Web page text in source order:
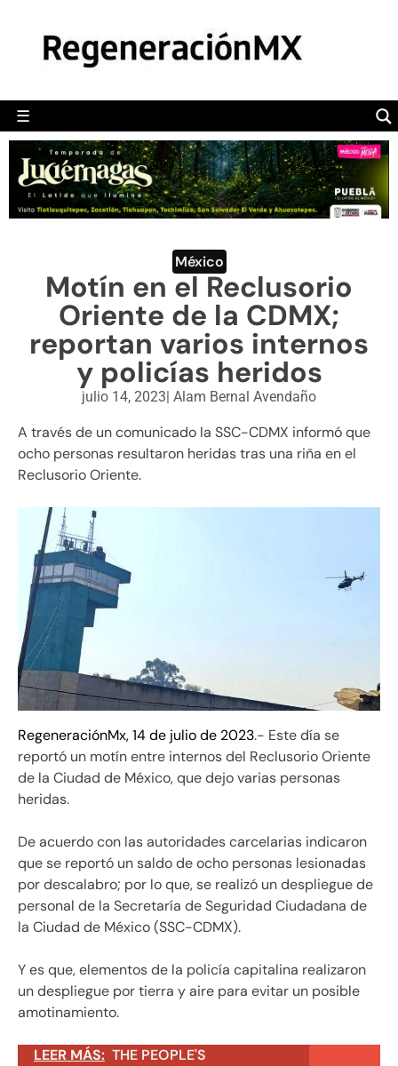
☰
POLÍTICA
CAMALEÓN
OPINIÓN
DEPORTES
ENGLISH SECTION
VIDEOS
México
Motín en el Reclusorio
Oriente de la CDMX;
reportan varios internos
y policías heridos
julio 14, 2023| Alam Bernal Avendaño
A través de un comunicado la SSC-CDMX informó que
ocho personas resultaron heridas tras una riña en el
Reclusorio Oriente.
RegeneraciónMx, 14 de julio de 2023.- Este día se
reportó un motín entre internos del Reclusorio Oriente
de la Ciudad de México, que dejo varias personas
heridas.
De acuerdo con las autoridades carcelarias indicaron
que se reportó un saldo de ocho personas lesionadas
por descalabro; por lo que, se realizó un despliegue de
personal de la Secretaría de Seguridad Ciudadana de
la Ciudad de México (SSC-CDMX).
Y es que, elementos de la policía capitalina realizaron
un despliegue por tierra y aire para evitar un posible
amotinamiento.
LEER MÁS: THE PEOPLE'S